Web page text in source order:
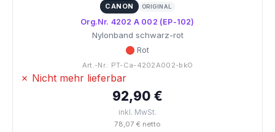
CANON ORIGINAL
Org.Nr. 4202 A 002 (EP-102)
Nylonband schwarz-rot
Rot
Art.-Nr.: PT-Ca-4202A002-bkO
✗ Nicht mehr lieferbar
92,90 €
inkl. MwSt.
78,07 € netto